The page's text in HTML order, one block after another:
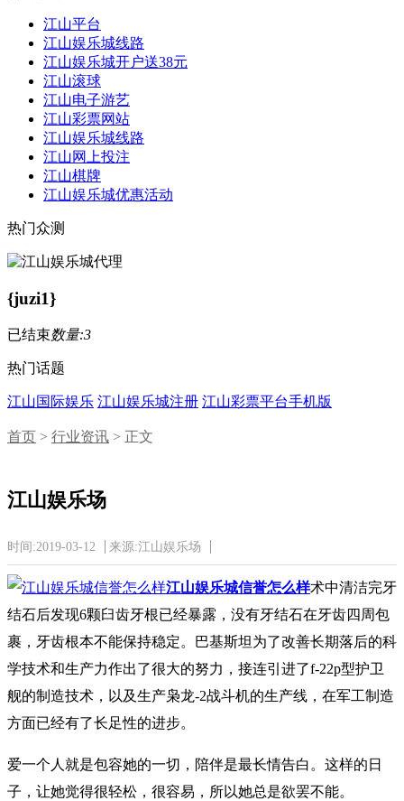
江山平台
江山娱乐城线路
江山娱乐城开户送38元
江山滚球
江山电子游艺
江山彩票网站
江山娱乐城线路
江山网上投注
江山棋牌
江山娱乐城优惠活动
热门众测
{juzi1}
已结束数量:3
热门话题
江山国际娱乐 江山娱乐城注册 江山彩票平台手机版
首页 > 行业资讯 > 正文
江山娱乐场
时间:2019-03-12 来源:江山娱乐场
江山娱乐城信誉怎么样术中清洁完牙
结石后发现6颗臼齿牙根已经暴露，没有牙结石在牙齿四周包
裹，牙齿根本不能保持稳定。巴基斯坦为了改善长期落后的科
学技术和生产力作出了很大的努力，接连引进了f-22p型护卫
舰的制造技术，以及生产枭龙-2战斗机的生产线，在军工制造
方面已经有了长足性的进步。
爱一个人就是包容她的一切，陪伴是最长情告白。这样的日
子，让她觉得很轻松，很容易，所以她总是欲罢不能。